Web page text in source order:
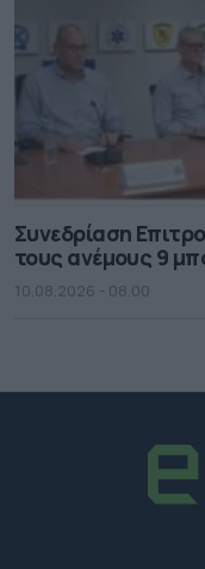
Συνεδρίαση
τους ανέμους 9
10.08.2026 - 08.00